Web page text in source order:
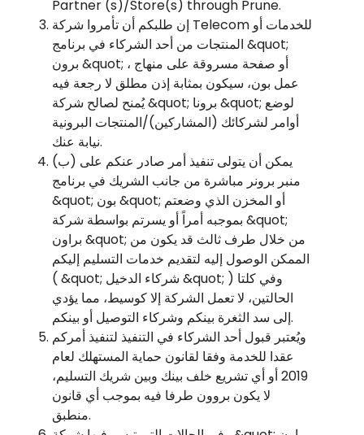
Partner (s)/Store(s) through Prune.
إن طلبكم أن تأمروا شركة Telecom للخدمات أو
المنتجات من أحد الشركاء في برنامج &quot;
برون &quot; ، أو صفحة مسروقة على منهاج
عمل بون، سيكون بمثابة إذن مطلق لا رجعة فيه
يُمنح لصالح شركة &quot; برونا &quot; لوضع
أوامر لشركائك (المشاركين)/المنتجات البرونية
نيابة عنك.
(ب) يمكن أن يتولى تنفيذ أمر صادر عنكم على
منبر برونر مباشرة من جانب الشريك في برنامج
&quot; بون &quot; أو المخزن الذي وضعتم
بموجبه أمراً أو يسرتم بواسطة شركة &quot;
براون &quot; من خلال طرف ثالث قد يكون من
الممكن الوصول إليه لتقديم خدمات التسليم إليكم
( &quot; شركاء الدخيل &quot; ) وفي كلتا
الحالتين، لا تعمل الشركة إلا كوسيط، مما يؤدي
إلى سد الثغرة بينكم وشركاء التوصيل أو بينكم.
ويُعتبر قبول أحد الشركاء في التنفيذ لتنفيذ أمركم
عقدا للخدمة وفقا لقانون حماية المستهلك لعام
2019 أو أي تشريع خلف بينك وبين شريك التسليم،
لا يكون بروون طرفا فيه بموجب أي قانون
منطبق.